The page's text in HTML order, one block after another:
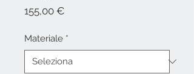
155,00 €
Materiale *